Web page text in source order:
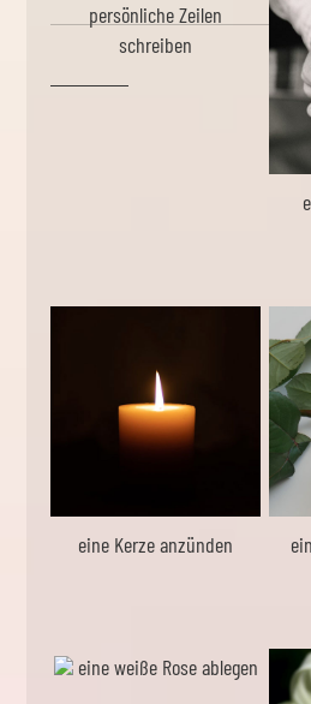
persönliche Zeilen
schreiben
eine Kerze anzünden
eine weiße Rose ablegen